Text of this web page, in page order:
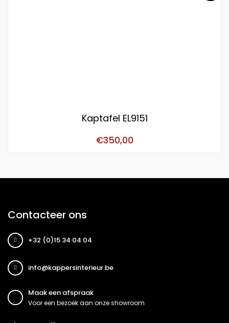
Kaptafel EL9151
€350,00
Contacteer ons
+32 (0)15 34 04 04
info@kappersinterieur.be
Maak een afspraak
Voor een bezoek aan onze showroom